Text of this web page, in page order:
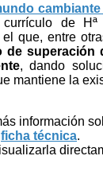
de
el que, entre
de superación
, dando
mantiene la
información
ficha técnica.